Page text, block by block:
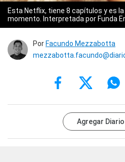
Esta Netflix, tiene 8 capítulos y es
momento. Interpretada por Funda
Por Facundo Mezzabotta
Agregar Diario